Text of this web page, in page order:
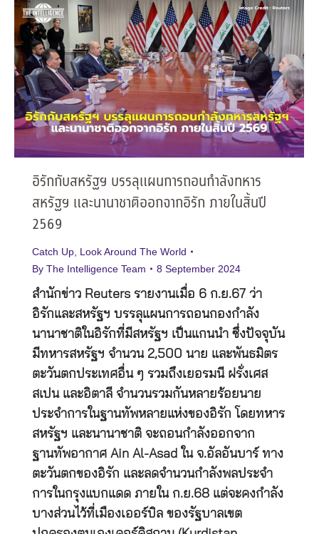
อิรักกับสหรัฐฯ บรรลุแผนการถอนกำลังทหาร
สหรัฐฯ และนานาชาติออกจากอิรัก ภายในสิ้นปี
2569
Catch Up Look Around The World
By The Intelligence Team 8 September 2024
สำนักข่าว Reuters รายงานเมื่อ 6 ก.ย.67 ว่า
อิรักและสหรัฐฯ บรรลุแผนการถอนกองกำลัง
นานาชาติในอิรักที่มีสหรัฐฯ เป็นแกนนำ ซึ่งปัจจุบัน
มีทหารสหรัฐฯ จำนวน 2,500 นาย และพันธมิตร
ตะวันตกประเทศอื่น ๆ รวมถึงเยอรมนี ฝรั่งเศส
สเปน และอิตาลี จำนวนรวมกันหลายร้อยนาย
ประจำการในฐานทัพหลายแห่งของอิรัก โดยทหาร
สหรัฐฯ และนานาชาติ จะถอนกำลังออกจาก
ฐานทัพอากาศ Ain Al-Asad ใน จ.อัลอันบาร์ ทาง
ตะวันตกของอิรัก และลดจำนวนกำลังพลประจำ
การในกรุงแบกแดด ภายใน ก.ย.68 แต่จะคงกำลัง
บางส่วนไว้ที่เมืองเออร์บิล ของรัฐบาลเขต